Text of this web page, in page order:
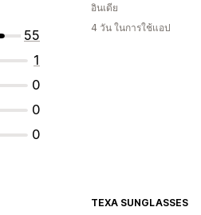
55
1
0
0
0
อินเดีย
4 วัน ในการใช้แอป
TEXA SUNGLASSES